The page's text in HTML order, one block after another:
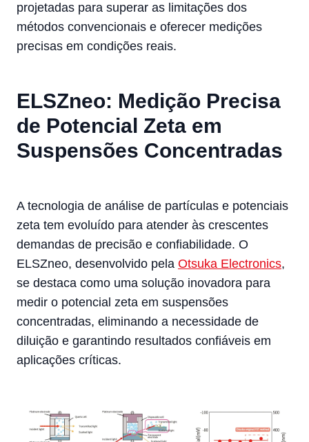
projetadas para superar as limitações dos
métodos convencionais e oferecer medições
precisas em condições reais.
ELSZneo: Medição Precisa
de Potencial Zeta em
Suspensões Concentradas
A tecnologia de análise de partículas e potenciais
zeta tem evoluído para atender às crescentes
demandas de precisão e confiabilidade. O
ELSZneo, desenvolvido pela Otsuka Electronics,
se destaca como uma solução inovadora para
medir o potencial zeta em suspensões
concentradas, eliminando a necessidade de
diluição e garantindo resultados confiáveis em
aplicações críticas.